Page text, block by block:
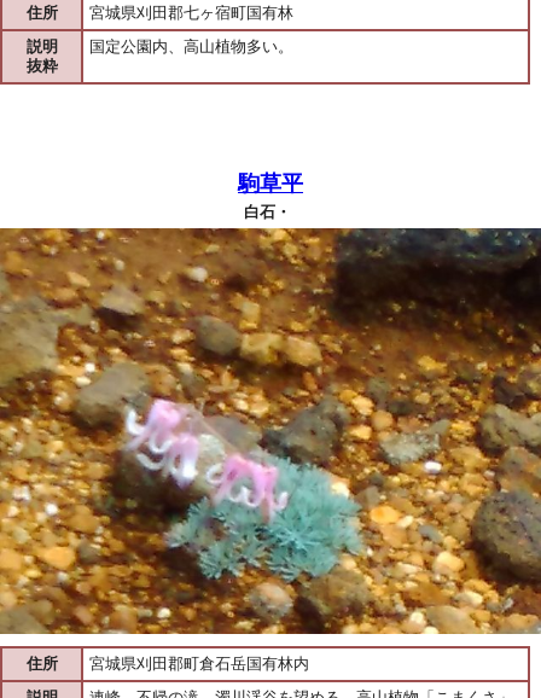
住所
宮城県刈田郡七ヶ宿町国有林
説明
抜粋
国定公園内、高山植物多い。
駒草平
白石・
住所
宮城県刈田郡町倉石岳国有林内